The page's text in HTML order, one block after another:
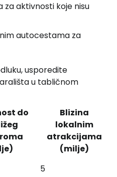
za aktivnosti koje nisu
autocestama za
usporedite
u tabličnom
do
Blizina
lokalnim
atrakcijama
(milje)
5